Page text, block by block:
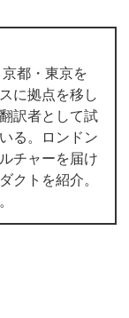
都・東京を
に拠点を移し
訳者として試
る。ロンドン
チャーを届け
クトを紹介。